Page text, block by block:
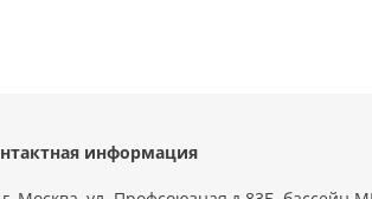
информация